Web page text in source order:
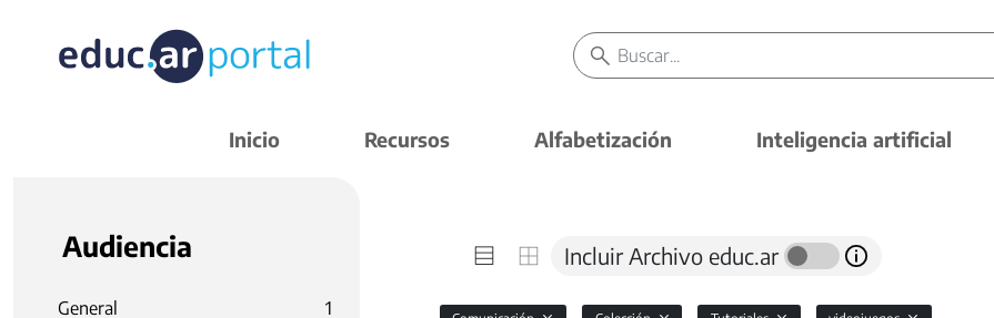
Inicio Recursos Alfabetización Inteligencia artificial
Audiencia
General 1
Incluir Archivo educ.ar